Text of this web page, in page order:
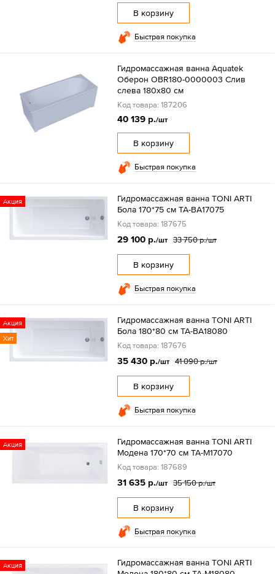
В корзину
Быстрая покупка
Гидромассажная ванна Aquatek
Оберон OBR180-0000003 Слив
слева 180х80 см
Код товара: 187206
40 139 р./шт
В корзину
Быстрая покупка
Акция
Гидромассажная ванна TONI ARTI
Бола 170*75 см TA-BA17075
Код товара: 187675
29 100 р./шт 33 750 р./шт
В корзину
Быстрая покупка
Акция
Хит
Гидромассажная ванна TONI ARTI
Бола 180*80 см TA-BA18080
Код товара: 187676
35 430 р./шт 41 090 р./шт
В корзину
Быстрая покупка
Акция
Гидромассажная ванна TONI ARTI
Модена 170*70 см TA-M17070
Код товара: 187689
31 635 р./шт 35 150 р./шт
В корзину
Быстрая покупка
Акция
Гидромассажная ванна TONI ARTI